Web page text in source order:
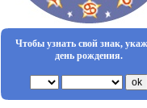
Чтобы узнать свой знак,
день рождения.